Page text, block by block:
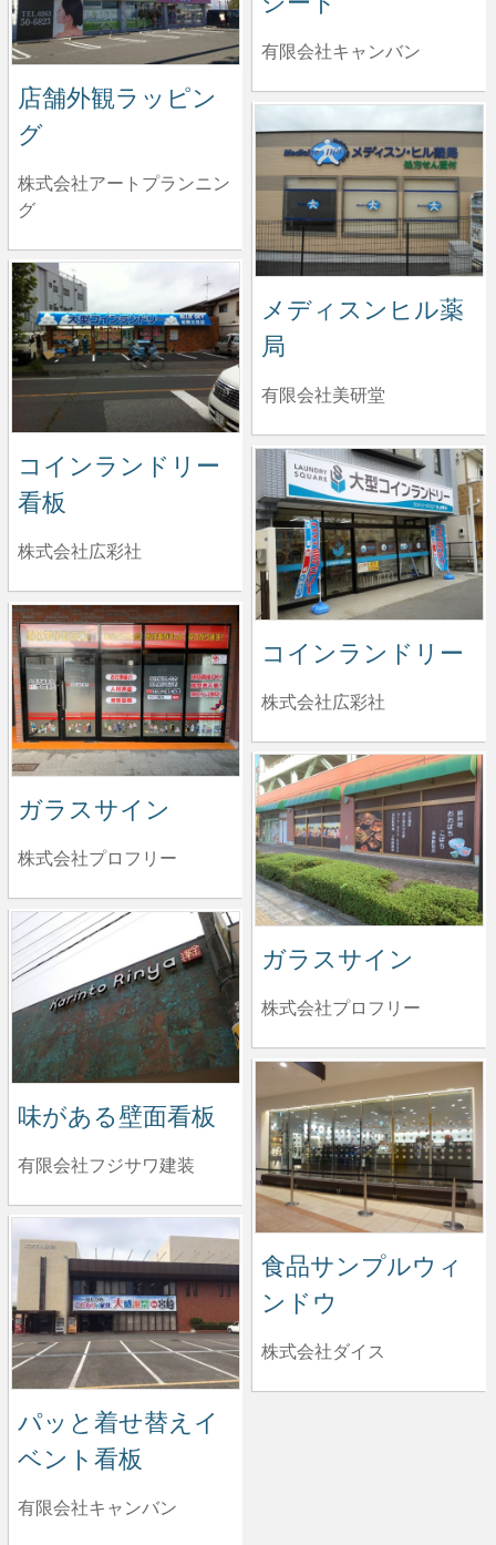
有限会社キャンバン
店舗外観ラッピン
グ
株式会社アートプランニン
グ
メディスンヒル薬
局
有限会社美研堂
コインランドリー
看板
株式会社広彩社
コインランドリー
株式会社広彩社
ガラスサイン
株式会社プロフリー
ガラスサイン
株式会社プロフリー
味がある壁面看板
有限会社フジサワ建装
食品サンプルウィ
ンドウ
株式会社ダイス
パッと着せ替えイ
ベント看板
有限会社キャンバン